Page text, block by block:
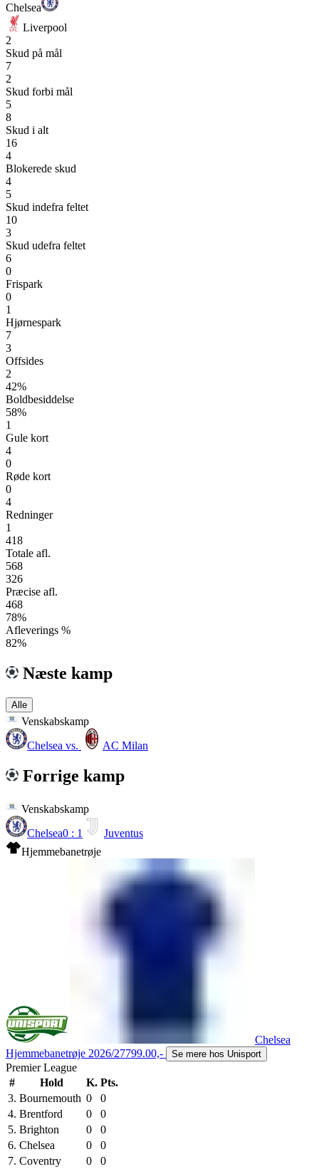
Chelsea
Liverpool
2
Skud på mål
7
2
Skud forbi mål
5
8
Skud i alt
16
4
Blokerede skud
4
5
Skud indefra feltet
10
3
Skud udefra feltet
6
0
Frispark
0
1
Hjørnespark
7
3
Offsides
2
42%
Boldbesiddelse
58%
1
Gule kort
4
0
Røde kort
0
4
Redninger
1
418
Totale afl.
568
326
Præcise afl.
468
78%
Afleverings %
82%
Næste kamp
Alle
Venskabskamp
Chelsea vs. AC Milan
Forrige kamp
Venskabskamp
Chelsea0 : 1
Juventus
Hjemmebanetrøje
Chelsea
Hjemmebanetrøje 2026/27799.00,- Se mere hos Unisport
Premier League
#
Hold K. Pts.
3. Bournemouth 0
0
4. Brentford 0
0
5. Brighton 0
0
6. Chelsea 0
0
7. Coventry 0
0